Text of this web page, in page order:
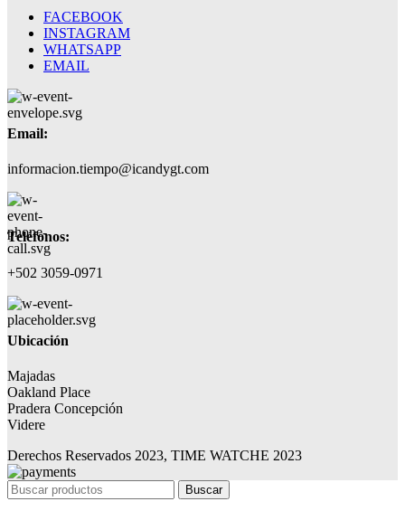
FACEBOOK
INSTAGRAM
WHATSAPP
EMAIL
Email:
informacion.tiempo@icandygt.com
Teléfonos:
+502 3059-0971
Ubicación
Majadas
Oakland Place
Pradera Concepción
Videre
Derechos Reservados 2023, TIME WATCHE 2023
Buscar